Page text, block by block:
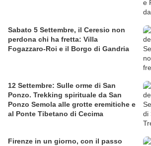
Sabato 5 Settembre, il Ceresio non
perdona chi ha fretta: Villa
Fogazzaro-Roi e il Borgo di Gandria
12 Settembre: Sulle orme di San
Ponzo. Trekking spirituale da San
Ponzo Semola alle grotte eremitiche e
al Ponte Tibetano di Cecima
Firenze in un giorno, con il passo